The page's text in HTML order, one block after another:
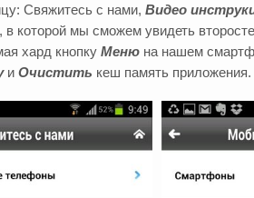
Свяжитесь с нами, Видео
, в которой мы сможем увидеть
хард кнопку Меню на нашем
и Очистить кеш память приложения.